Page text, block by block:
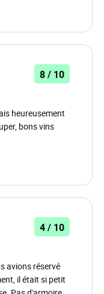
8 / 10
heureusement
bons vins
4 / 10
avions réservé
il était si petit